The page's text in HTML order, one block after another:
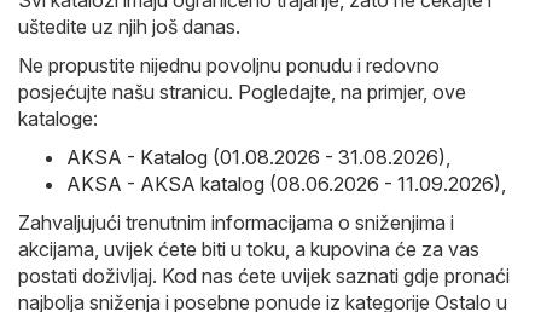
uštedite uz njih još danas.
Ne propustite nijednu povoljnu ponudu i redovno
posjećujte našu stranicu. Pogledajte, na primjer, ove
kataloge:
AKSA - Katalog (01.08.2026 - 31.08.2026)
AKSA - AKSA katalog (08.06.2026 - 11.09.2026)
Zahvaljujući trenutnim informacijama o sniženjima i
akcijama, uvijek ćete biti u toku, a kupovina će za vas
postati doživljaj. Kod nas ćete uvijek saznati gdje pronaći
najbolja sniženja i posebne ponude iz kategorije Ostalo u